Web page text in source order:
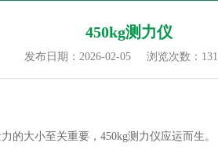
450kg测力仪
发布日期：2026-02-05 浏览次数： 131
的大小至关重要，450kg测力仪应运而生。